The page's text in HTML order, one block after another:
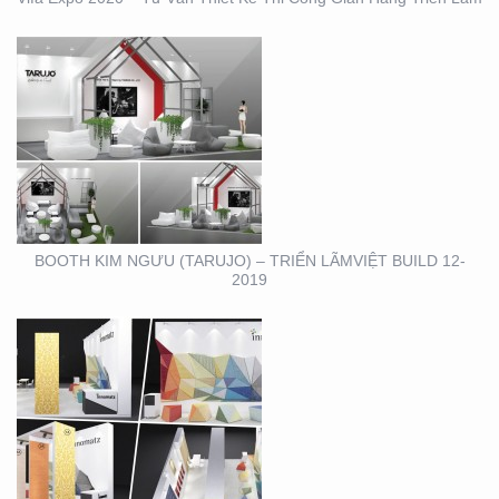
BOOTH KIM NGƯU (TARUJO) – TRIỂN LÃMVIỆT BUILD 12-
2019
BOOTH INNOMATZ –
TRIỂN LÃM VIỆT BUILD
12-2019
SHOWROOM – CỬA
HÀNG – CITIGYM – BẾN
VÂN ĐỒN , Q4